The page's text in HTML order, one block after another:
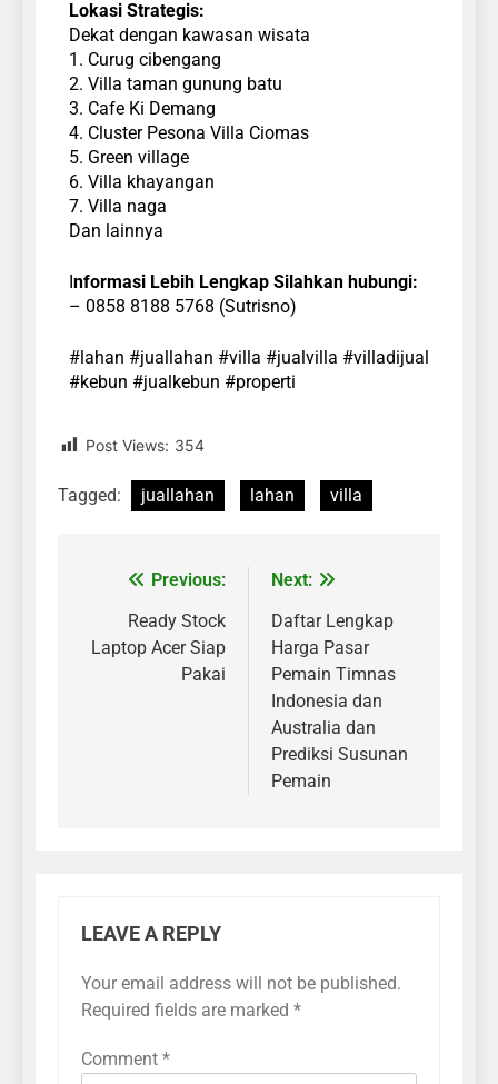
Lokasi Strategis:
Dekat dengan kawasan wisata
1. Curug cibengang
2. Villa taman gunung batu
3. Cafe Ki Demang
4. Cluster Pesona Villa Ciomas
5. Green village
6. Villa khayangan
7. Villa naga
Dan lainnya
nformasi Lebih Lengkap Silahkan hubungi:
– 0858 8188 5768 (Sutrisno)
#lahan #juallahan #villa #jualvilla #villadijual
#kebun #jualkebun #properti
Post Views: 354
Tagged: juallahan lahan villa
Previous:
Ready Stock
Laptop Acer Siap
Pakai
Next:
Daftar Lengkap
Harga Pasar
Pemain Timnas
Indonesia dan
Australia dan
Prediksi Susunan
Pemain
LEAVE A REPLY
Your email address will not be published.
Required fields are marked *
Comment *